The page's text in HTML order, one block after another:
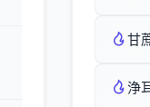
甘
浄